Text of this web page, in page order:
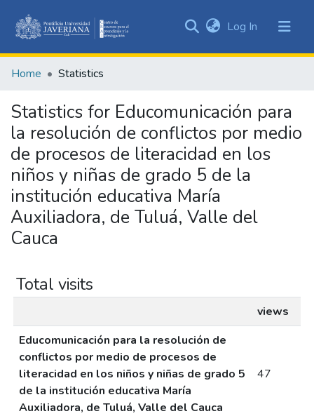
&
All of DSpace
Log In (current)
Home Statistics
Statistics for Educomunicación para
la resolución de conflictos por medio
de procesos de literacidad en los
niños y niñas de grado 5 de la
institución educativa María
Auxiliadora, de Tuluá, Valle del
Cauca
Total visits
views
Educomunicación para la resolución de
conflictos por medio de procesos de
literacidad en los niños y niñas de grado 5
de la institución educativa María
Auxiliadora, de Tuluá, Valle del Cauca
47